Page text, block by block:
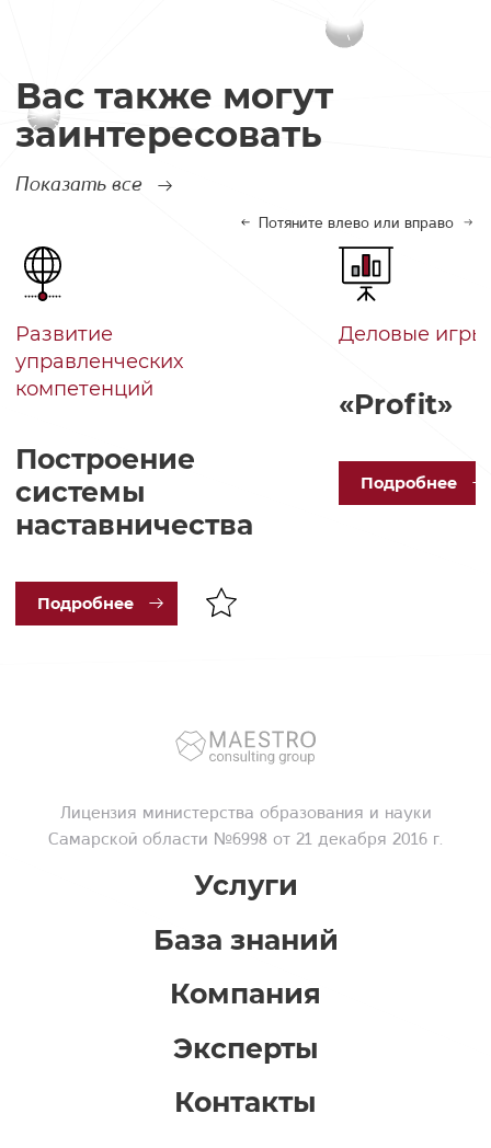
Вас также могут
заинтересовать
Показать все
Потяните влево или вправо
Развитие
управленческих
компетенций
Построение
системы
наставничества
Подробнее
Деловые игры
«Profit»
Подробнее
Лицензия министерства образования и науки
Самарской области №6998 от 21 декабря 2016 г.
Услуги
База знаний
Компания
Эксперты
Контакты